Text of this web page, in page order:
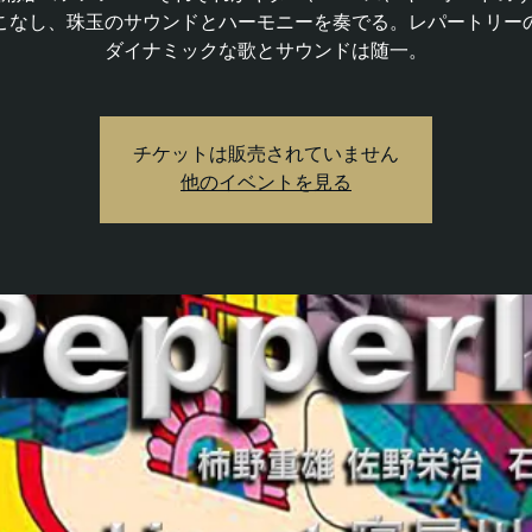
なし、珠玉のサウンドとハーモニーを奏でる。レパートリー
ダイナミックな歌とサウンドは随一。
チケットは販売されていません
他のイベントを見る